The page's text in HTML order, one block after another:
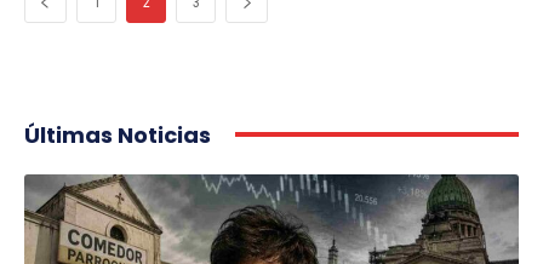
Últimas Noticias